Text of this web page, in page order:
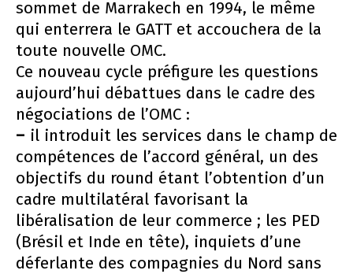
sommet de Marrakech en 1994, le même
qui enterrera le GATT et accouchera de la
toute nouvelle OMC.
Ce nouveau cycle préfigure les questions
aujourd’hui débattues dans le cadre des
négociations de l’OMC :
– il introduit les services dans le champ de
compétences de l’accord général, un des
objectifs du round étant l’obtention d’un
cadre multilatéral favorisant la
libéralisation de leur commerce ; les PED
(Brésil et Inde en tête), inquiets d’une
déferlante des compagnies du Nord sans